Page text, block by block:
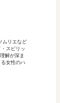
ムリエなど
スピリッ
解が深ま
女性のハ